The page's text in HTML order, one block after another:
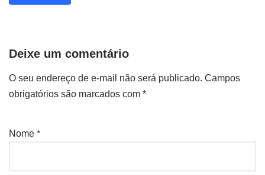
Deixe um comentário
O seu endereço de e-mail não será publicado. Campos
obrigatórios são marcados com *
Nome *